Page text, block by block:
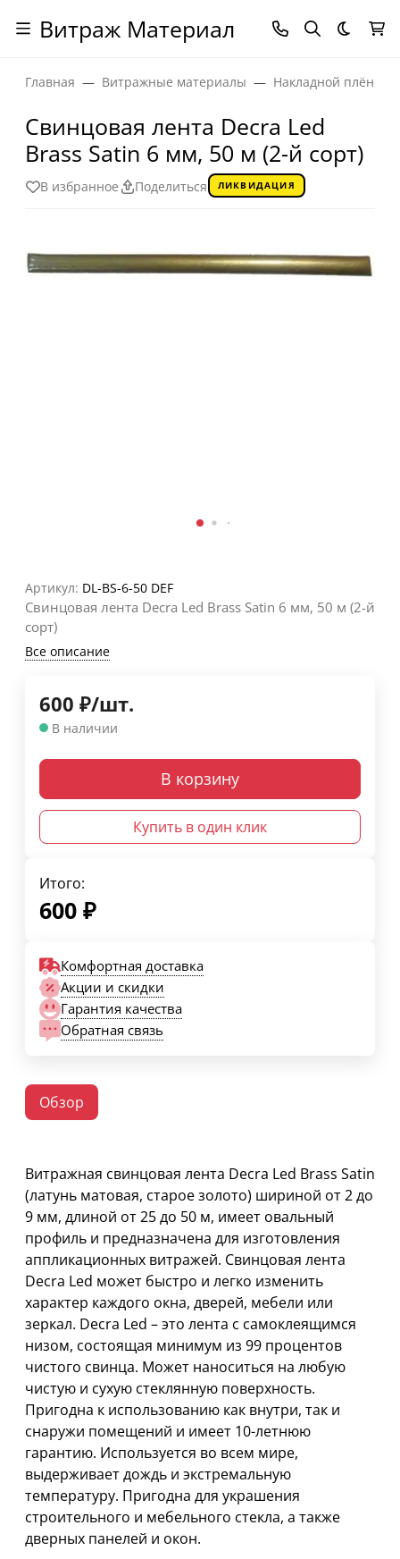
Витраж Материал Темная
Главная Витражные материалы Накладной
Свинцовая лента Decra Led
Brass Satin 6 мм, 50 м (2-й сорт)
В избранное Поделиться ЛИКВИДАЦИЯ
Артикул: DL-BS-6-50 DEF
Свинцовая лента Decra Led Brass Satin 6 мм, 50 м (2-й
сорт)
Все описание
600 ₽/шт.
В наличии
В корзину
Купить в один клик
Итого:
600 ₽
Комфортная доставка
Акции и скидки
Гарантия качества
Обратная связь
Обзор
Витражная свинцовая лента Decra Led Brass Satin
(латунь матовая, старое золото) шириной от 2 до
9 мм, длиной от 25 до 50 м, имеет овальный
профиль и предназначена для изготовления
аппликационных витражей. Свинцовая лента
Decra Led может быстро и легко изменить
характер каждого окна, дверей, мебели или
зеркал. Decra Led – это лента с самоклеящимся
низом, состоящая минимум из 99 процентов
чистого свинца. Может наноситься на любую
чистую и сухую стеклянную поверхность.
Пригодна к использованию как внутри, так и
снаружи помещений и имеет 10-летнюю
гарантию. Используется во всем мире,
выдерживает дождь и экстремальную
температуру. Пригодна для украшения
строительного и мебельного стекла, а также
дверных панелей и окон.